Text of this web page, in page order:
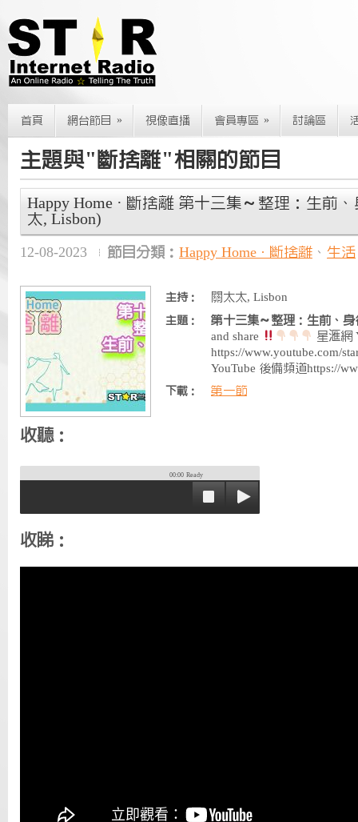
首頁 網台節目 » 視像直播 會員專區 » 討論區
主題與"斷捨離"相關的節目
Happy Home · 斷捨離 第十三集～整理：生前
太, Lisbon)
12-08-2023 節目分類： Happy Home · 斷捨離 、 生活
主持： 關太太, Lisbon
主題：
第十三集～整理：生前、身
and share
星滙網
https://www.youtube.com/
YouTube 後備頻道https://
下載： 第一節
收聽：
00:00 Ready
收睇：